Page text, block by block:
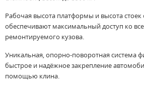
Рабочая высота платформы и высота
обеспечивают максимальный доступ ко
ремонтируемого кузова.
Уникальная, опорно-поворотная система
быстрое и надёжное закрепление
помощью клина.